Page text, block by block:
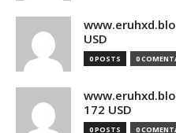
USD
0 POSTS 0
172 USD
0 POSTS 0